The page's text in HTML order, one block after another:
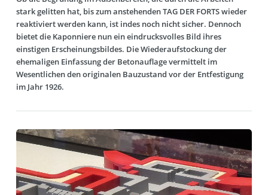
stark gelitten hat, bis zum anstehenden TAG DER FORTS wieder
reaktiviert werden kann, ist indes noch nicht sicher. Dennoch
bietet die Kaponniere nun ein eindrucksvolles Bild ihres
einstigen Erscheinungsbildes. Die Wiederaufstockung der
ehemaligen Einfassung der Betonauflage vermittelt im
Wesentlichen den originalen Bauzustand vor der Entfestigung
im Jahr 1926.